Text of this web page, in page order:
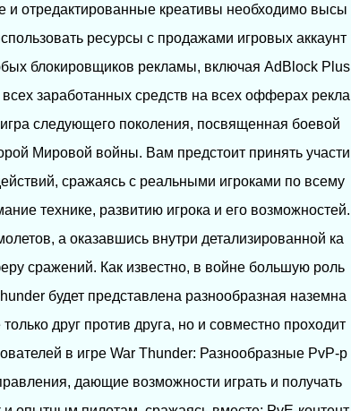
отредактированные креативы необходимо высы
ресурсы с продажами игровых аккаунт
блокировщиков рекламы, включая AdBlock Plus
заработанных средств на всех офферах рекла
следующего поколения, посвященная боевой
Мировой войны. Вам предстоит принять участи
сражаясь с реальными игроками по всему
технике, развитию игрока и его возможностей.
а оказавшись внутри детализированной ка
сражений. Как известно, в войне большую роль
будет представлена разнообразная наземна
друг против друга, но и совместно проходит
в игре War Thunder: Разнообразные PvP-р
дающие возможности играть и получать